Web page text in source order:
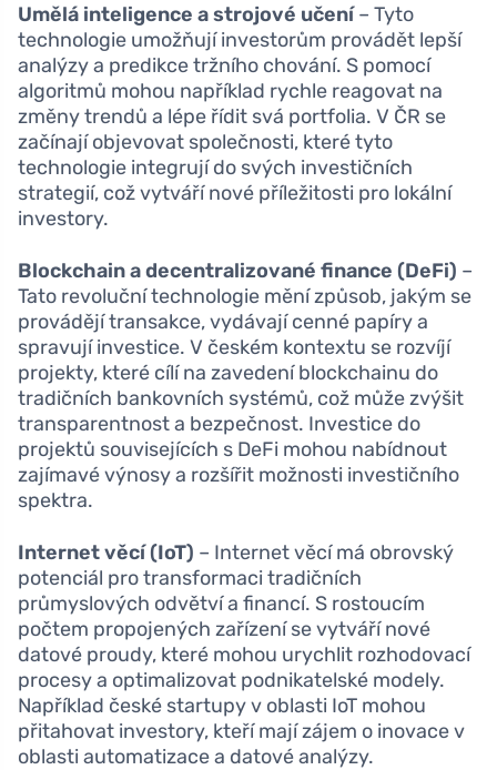
Umělá inteligence a strojové učení– Tyto
technologie umožňují investorům provádět lepší
analýzy a predikce tržního chování. S pomocí
algoritmů mohou například rychle reagovat na
změny trendů a lépe řídit svá portfolia. V ČR se
začínají objevovat společnosti, které tyto
technologie integrují do svých investičních
strategií, což vytváří nové příležitosti pro lokální
investory.
Blockchain a decentralizované finance (DeFi) –
Tato revoluční technologie mění způsob, jakým se
provádějí transakce, vydávají cenné papíry a
spravují investice. V českém kontextu se rozvíjí
projekty, které cílí na zavedení blockchainu do
tradičních bankovních systémů, což může zvýšit
transparentnost a bezpečnost. Investice do
projektů souvisejících s DeFi mohou nabídnout
zajímavé výnosy a rozšířit možnosti investičního
spektra.
Internet věcí (IoT) – Internet věcí má obrovský
potenciál pro transformaci tradičních
průmyslových odvětví a financí. S rostoucím
počtem propojených zařízení se vytváří nové
datové proudy, které mohou urychlit rozhodovací
procesy a optimalizovat podnikatelské modely.
Například české startupy v oblasti IoT mohou
přitahovat investory, kteří mají zájem o inovace v
oblasti automatizace a datové analýzy.